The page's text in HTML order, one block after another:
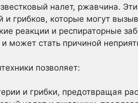
налет, ржавчина.
и грибков, которые могут
реакции и респираторные
может стать причиной
позволяет:
и грибки, предотвращая